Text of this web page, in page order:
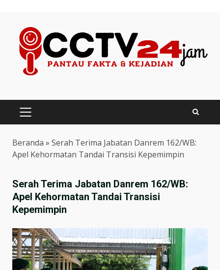
content
PRIMARY
MENU
Beranda » Serah Terima Jabatan Danrem 162/WB:
Apel Kehormatan Tandai Transisi Kepemimpin
Serah Terima Jabatan Danrem 162/WB:
Apel Kehormatan Tandai Transisi
Kepemimpin